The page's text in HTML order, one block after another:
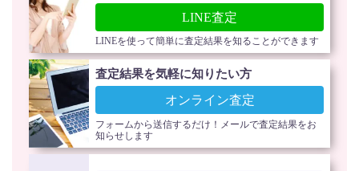
LINE査定
LINEを使って簡単に査定結果を知ることができます
査定結果を気軽に知りたい方
オンライン査定
フォームから送信するだけ！メールで査定結果をお
知らせします